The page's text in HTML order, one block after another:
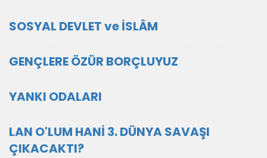
SOSYAL DEVLET ve İSLÂM
GENÇLERE ÖZÜR BORÇLUYUZ
YANKI ODALARI
LAN O'LUM HANİ 3. DÜNYA SAVAŞI
ÇIKACAKTI?